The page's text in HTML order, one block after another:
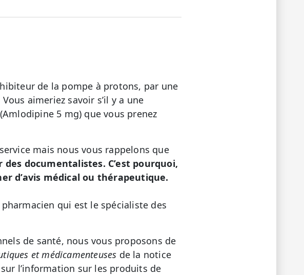
de la pompe à protons, par une
aimeriez savoir s’il y a une
5 mg) que vous prenez
mais nous vous rappelons que
documentalistes. C’est pourquoi,
d’avis médical ou thérapeutique.
qui est le spécialiste des
de santé, nous vous proposons de
et médicamenteuses de la notice
sur l’information sur les produits de